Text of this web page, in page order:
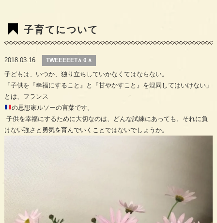
子育てについて
2018.03.16 TWEEEEET∧ θ ∧
子どもは、いつか、独り立ちしていかなくてはならない。
「子供を『幸福にすること』と『甘やかすこと』を混同してはいけない」
とは、フランス
の思想家ルソーの言葉です。
子供を幸福にするために大切なのは、どんな試練にあっても、それに負
けない強さと勇気を育んでいくことではないでしょうか。